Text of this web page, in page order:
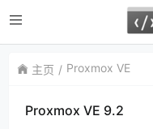
主页 Proxmox VE
Proxmox VE 9.2